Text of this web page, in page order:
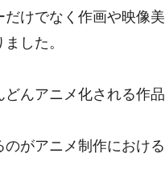
だけでなく作画や映像
した。
どんアニメ化される作
のがアニメ制作におけ